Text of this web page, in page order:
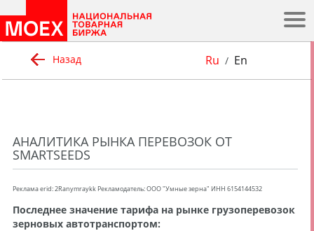
Назад Ru / En
АНАЛИТИКА РЫНКА ПЕРЕВОЗОК ОТ
SMARTSEEDS
Реклама erid: 2Ranymraykk Рекламодатель: ООО "Умные зерна" ИНН 6154144532
Последнее значение тарифа на рынке грузоперевозок
зерновых автотранспортом: